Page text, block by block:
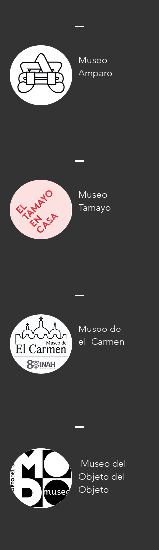
Museo
Amparo
Museo
Tamayo
Museo de
el Carmen
Museo del
Objeto del
Objeto